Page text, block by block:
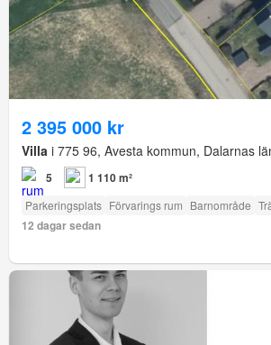
2 395 000 kr
Villa i 775 96, Avesta kommun, Dalarnas
5 1 110 m²
Parkeringsplats Förvarings rum Barnområde
12 dagar sedan